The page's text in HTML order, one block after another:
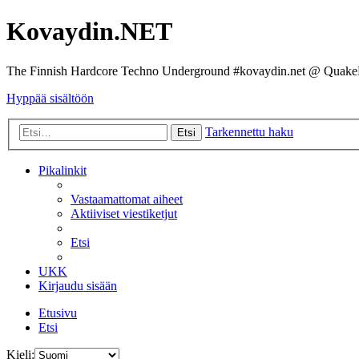
Kovaydin.NET
The Finnish Hardcore Techno Underground #kovaydin.net @
Hyppää sisältöön
Etsi Tarkennettu haku
Pikalinkit
Vastaamattomat aiheet
Aktiiviset viestiketjut
Etsi
UKK
Kirjaudu sisään
Etusivu
Etsi
Kieli: